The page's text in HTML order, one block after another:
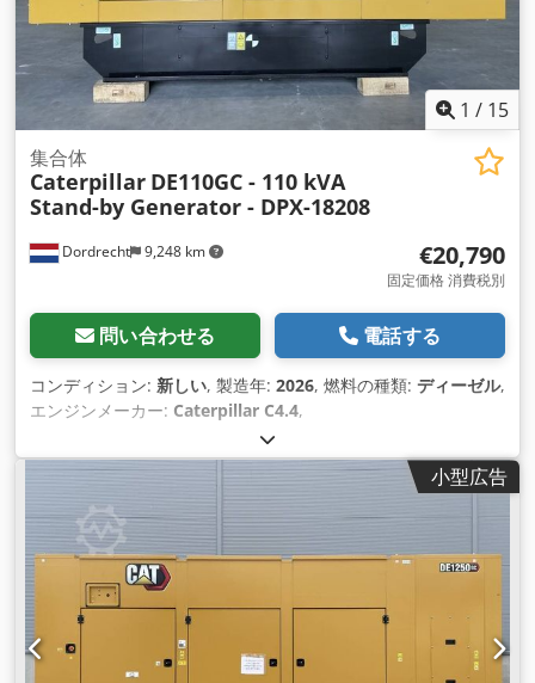
1 / 15
Dordrecht 9,248 km
集合体
Caterpillar DE110GC - 110 kVA
Stand-by Generator - DPX-18208
€20,790
固定価格 消費税別
問い合わせる 電話する
コンディション: 新しい, 製造年: 2026, 燃料の種類: ディーゼル,
エンジンメーカー: Caterpillar C4.4,
小型広告